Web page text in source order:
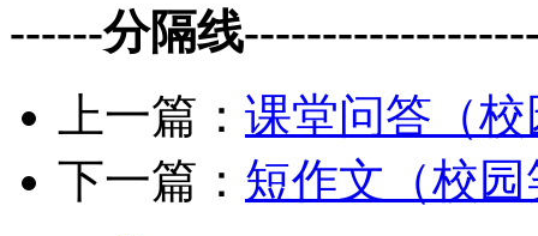
------分隔线
上一篇： 课堂问答（
下一篇： 短作文（校